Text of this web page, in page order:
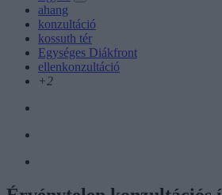
ahang
konzultáció
kossuth tér
Egységes Diákfront
ellenkonzultáció
+2